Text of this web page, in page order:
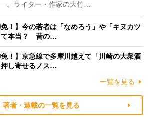
。ライター・作家の大竹…
免！】今の若者は「なめろう」や「キヌカツ
て本当？ 昔の…
免！】京急線で多摩川越えて「川崎の大衆酒
し寄せるノス…
一覧を見る
著者・連載の一覧を見る